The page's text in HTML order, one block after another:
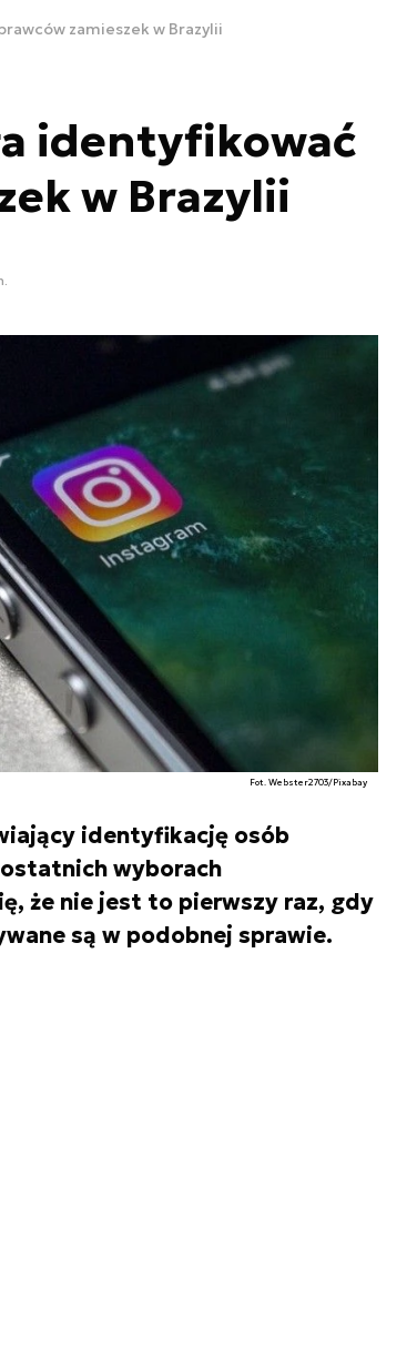
zamieszek w Brazylii
identyfikować
w Brazylii
Fot. Webster2703/Pixabay
identyfikację osób
wyborach
że nie jest to pierwszy raz, gdy
są w podobnej sprawie.